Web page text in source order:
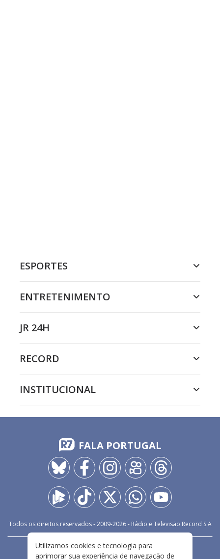
ESPORTES
ENTRETENIMENTO
JR 24H
RECORD
INSTITUCIONAL
FALA PORTUGAL
Todos os direitos reservados - 2009-2026- Rádio e Televisão Record S.A
FALE CONOSCO PRIVACIDADE
Utilizamos cookies e tecnologia para
aprimorar sua experiência de navegação de